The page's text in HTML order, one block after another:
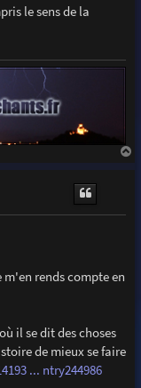
le sens de la
rends compte en
il se dit des choses
de mieux se faire
... ntry244986